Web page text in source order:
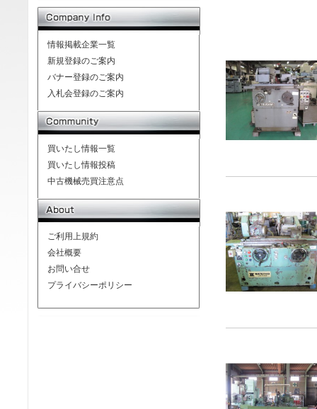
情報掲載企業一覧
新規登録のご案内
バナー登録のご案内
入札会登録のご案内
買いたし情報一覧
買いたし情報投稿
中古機械売買注意点
ご利用上規約
会社概要
お問い合せ
プライバシーポリシー